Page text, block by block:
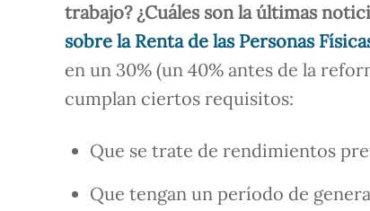
trabajo? ¿Cuáles son la últimas
sobre la Renta de las Personas
en un 30% (un 40% antes de la
cumplan ciertos requisitos:
Que se trate de rendimientos
Que tengan un período de